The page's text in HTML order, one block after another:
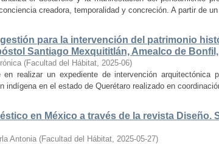
creadora, temporalidad y concreción. A partir de
para la intervención del patrimonio
Santiago Mexquititlán, Amealco de
(Facultad del Hábitat, 2025-06)
en realizar un expediente de intervención arquitectónica
indígena en el estado de Querétaro realizado en
en México a través de la revista Diseño.
Antonia (Facultad del Hábitat, 2025-05-27)